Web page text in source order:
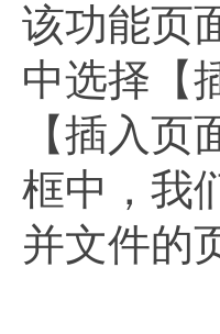
该功能页
中选择【
【插入
框中，我
并文件的